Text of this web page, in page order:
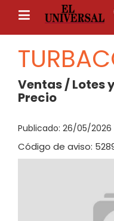
Ventas / Lotes
Precio
Publicado: 26/05/2026
Código de aviso: